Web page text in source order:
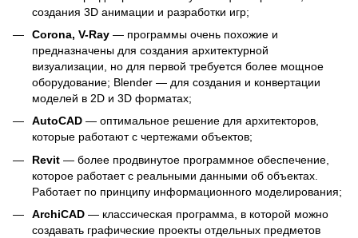
создания 3D анимации и разработки игр;
Corona, V-Ray — программы очень похожие и
предназначены для создания архитектурной
визуализации, но для первой требуется более мощное
оборудование; Blender — для создания и конвертации
моделей в 2D и 3D форматах;
AutoCAD — оптимальное решение для архитекторов,
которые работают с чертежами объектов;
Revit — более продвинутое программное обеспечение,
которое работает с реальными данными об объектах.
Работает по принципу информационного моделирования;
ArchiCAD — классическая программа, в которой можно
создавать графические проекты отдельных предметов